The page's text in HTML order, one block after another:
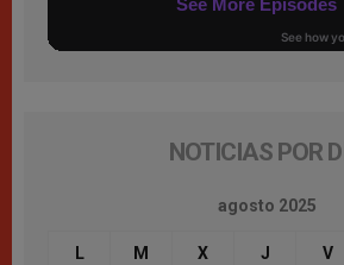
NOTICIAS POR
agosto 2025
L M X J V